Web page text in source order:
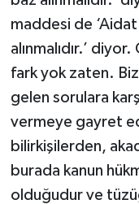
maddesi de
alınmalıdır.’
fark yok zaten.
gelen sorulara
vermeye gayret
bilirkişilerden,
burada kanun
olduğudur ve